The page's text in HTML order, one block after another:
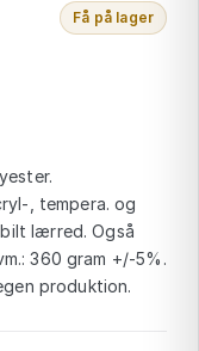
Få på lager
, tempera. og
lærred. Også
360 gram +/-5%.
produktion.